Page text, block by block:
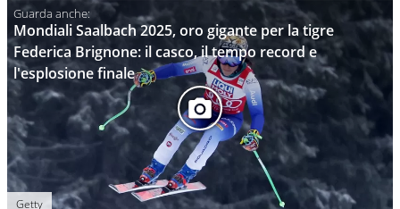
Mondiali Saalbach 2025, oro gigante per la tigre
Federica Brignone: il casco, il tempo record e
l'esplosione finale
Getty